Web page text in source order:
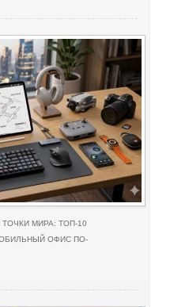
МИРА: ТОП-10
ОФИС ПО-